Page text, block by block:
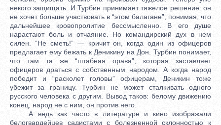
некого защищать. И Турбин принимает тяжелое решение: он
не хочет больше участвовать в “этом балагане”, понимая, что
дальнейшее кровопролитие бессмысленно. В его душе
нарастают боль и отчаяние. Но командирский дух в нем
силен. “Не сметь!” — кричит он, когда один из офицеров
предлагает ему бежать к Деникину на Дон. Турбин понимает,
что там та же “штабная орава”, которая заставляет
офицеров драться с собственным народом. А когда народ
победит и “расколет головы” офицерам, Деникин тоже
убежит за границу. Турбин не может сталкивать одного
русского человека с другим. Вывод таков: белому движению
конец, народ не с ним, он против него.
А ведь как часто в литературе и кино изображали
белогвардейцев садистами с болезненной склонностью к